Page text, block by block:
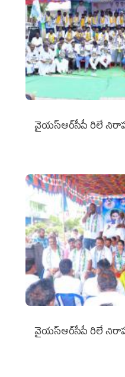
వైయ‌స్ఆర్‌సీపీ రిలే
వైయ‌స్ఆర్‌సీపీ రిలే